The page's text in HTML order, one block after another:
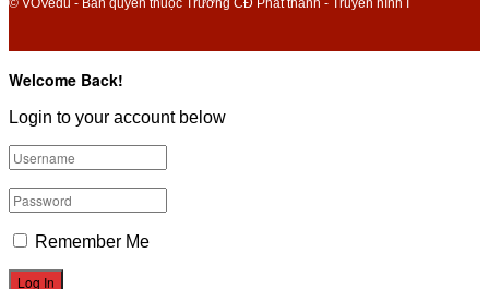
© VOVedu - Bản quyền thuộc Trường CĐ Phát thanh - Truyền hình I
Welcome Back!
Login to your account below
Remember Me